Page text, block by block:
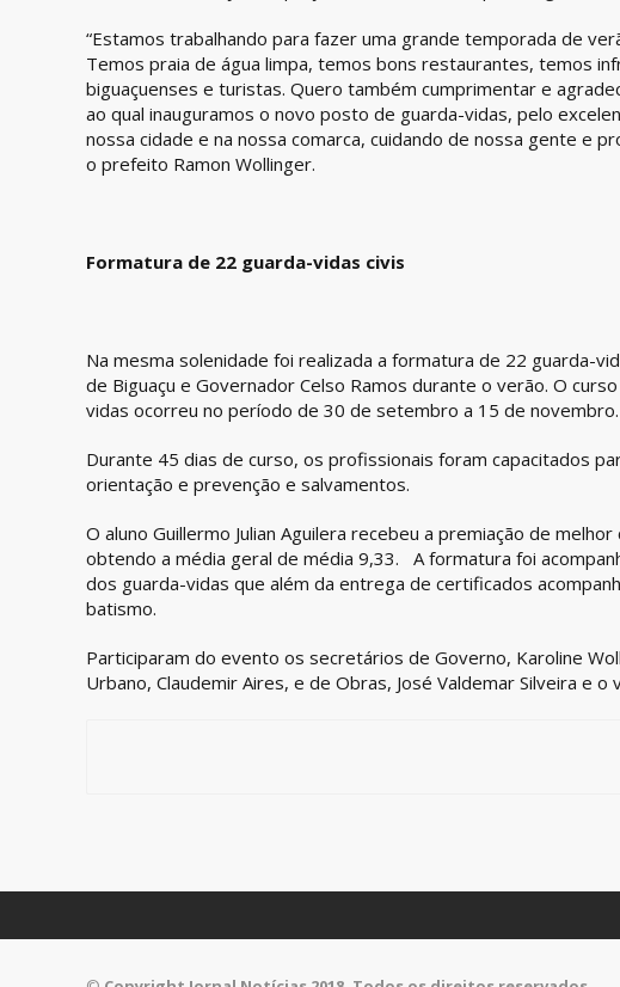
“Estamos trabalhando para fazer uma grande temporada de
Temos praia de água limpa, temos bons restaurantes, temos
biguaçuenses e turistas. Quero também cumprimentar e
ao qual inauguramos o novo posto de guarda-vidas, pelo
nossa cidade e na nossa comarca, cuidando de nossa gente e
o prefeito Ramon Wollinger.
Formatura de 22 guarda-vidas civis
Na mesma solenidade foi realizada a formatura de 22 guarda-
de Biguaçu e Governador Celso Ramos durante o verão. O
vidas ocorreu no período de 30 de setembro a 15 de novembro.
Durante 45 dias de curso, os profissionais foram capacitados
orientação e prevenção e salvamentos.
O aluno Guillermo Julian Aguilera recebeu a premiação de
obtendo a média geral de média 9,33. A formatura foi
dos guarda-vidas que além da entrega de certificados
batismo.
Participaram do evento os secretários de Governo, Karoline
Urbano, Claudemir Aires, e de Obras, José Valdemar Silveira e o